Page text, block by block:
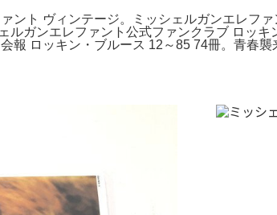
ント ヴィンテージ。ミッシェルガンエレフ
ルガンエレファント公式ファンクラブ ロッ
報 ロッキン・ブルース 12～85 74冊。青春